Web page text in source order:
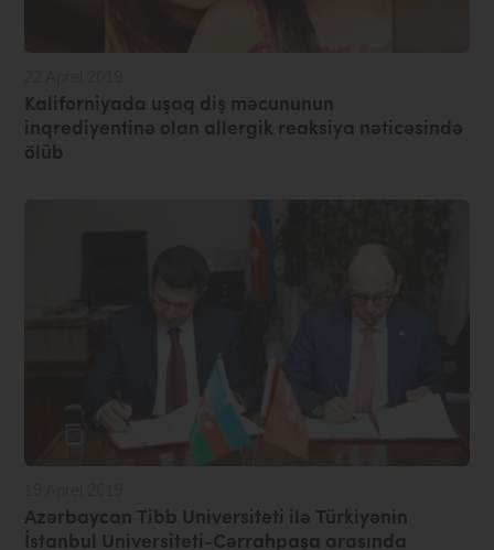
Kaliforniyada uşaq diş məcununun
inqrediyentinə olan allergik reaksiya nəticəsində
ölüb
Azərbaycan Tibb Universiteti ilə Türkiyənin
İstanbul Universiteti-Cərrahpaşa arasında